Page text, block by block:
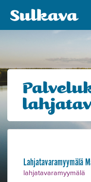
Lahjatavaramyymälä
lahjatavaramyymälä